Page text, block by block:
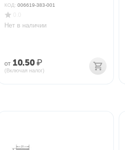
КОД: 006619-383-001
Нет в наличии
от 10.50₽
(Включая налог)